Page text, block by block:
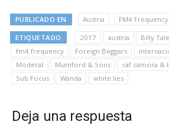
PUBLICADO EN Austria FM4 Frequency
ETIQUETADO 2017 austria Billy
fm4 frequency
Foreign Beggars
Moderat
Mumford & Sons raf camora &
Sub Focus
Wanda white lies
Deja una respuesta